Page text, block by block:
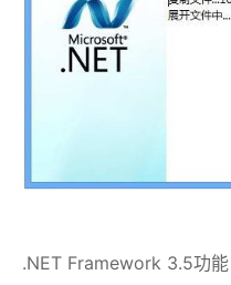
.NET Framework 3.5功能